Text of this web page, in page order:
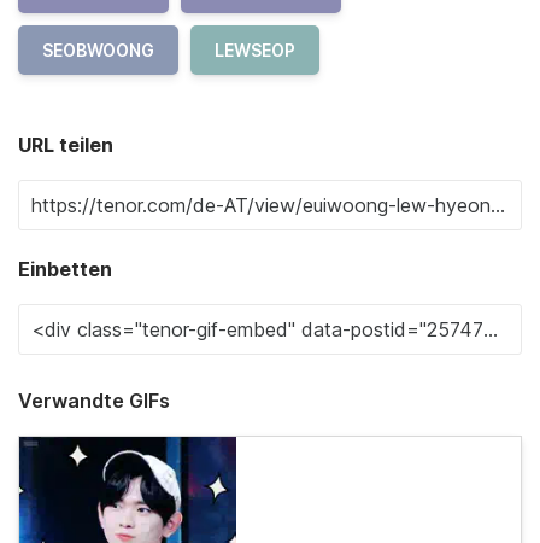
SEOBWOONG LEWSEOP
URL teilen
Einbetten
Verwandte GIFs